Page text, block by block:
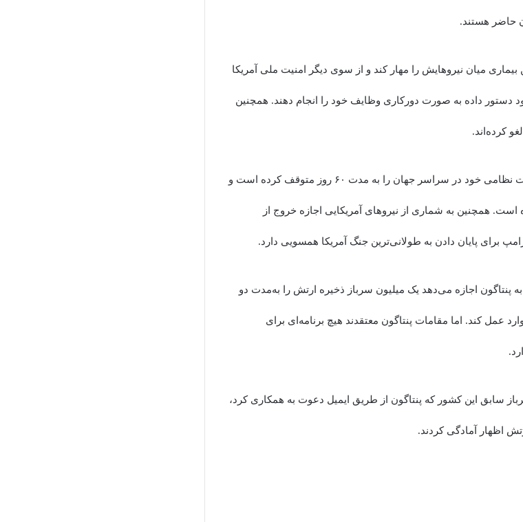
حاضر هستند.
بیماری میان نیروهایش را مهار کند و از سوی دیگر امنیت ملی آمریکا
رو به ۲۵ هزار نیروی خود دستور داده به صورت دورکاری وظایف خود را انجام دهند. همچنین
کرده‌اند.
وزارت دفاع آمریکا از روز چهارشنبه تحرکات نظامی خود در سراسر جهان را به مدت ۶۰ روز متوقف کرده است و
است. همچنین به شماری از نیروهای آمریکایی اجازه خروج از
برای پایان دادن به طولانی‌ترین جنگ آمریکا همسویی دارد.
پنتاگون اجازه می‌دهد یک میلیون سرباز ذخیره ارتش را به‌مدت دو
عمل کند. اما مقامات پنتاگون معتقدند هیچ برنامه‌ای برای
آمریکا از میان ۸۰۰ هزار سرباز سابق این کشور که پنتاگون از طریق ایمیل دعوت به همکاری کرد،